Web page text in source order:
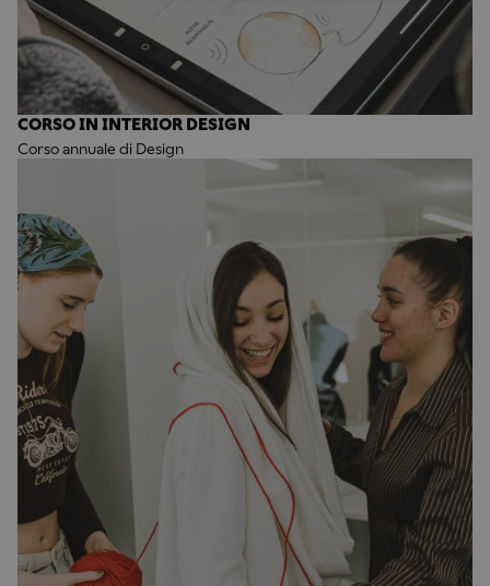
CORSO IN INTERIOR DESIGN
Corso annuale di Design